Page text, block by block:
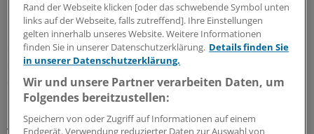
Die Studienautoren um Laura Thomas von Karolinska-
Institut in Stockholm weisen allerdings darauf hin, dass
der Risikoanstieg nicht notwendig auch für Frauen gilt,
da sie generell seltener Nierenkonkremente entwickeln
als Männer.
Sie betonen außerdem, dass die beobachtete Wirkung
von Vitamin C wahrscheinlich abhängig ist von der
Rand der Webseite klicken [oder das schwebende Symbol unten
links auf der Webseite, falls zutreffend]. Ihre Einstellungen
gelten innerhalb unseres Website. Weitere Informationen
finden Sie in unserer Datenschutzerklärung. Details finden Sie
in unserer Datenschutzerklärung.
Wir und unsere Partner verarbeiten Daten, um
Folgendes bereitzustellen:
Speichern von oder Zugriff auf Informationen auf einem
Endgerät. Verwendung reduzierter Daten zur Auswahl von